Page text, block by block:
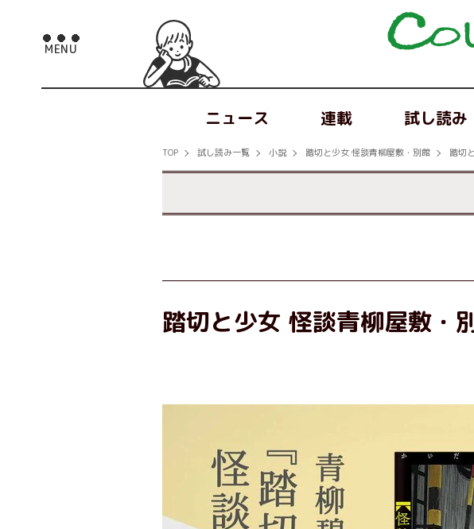
ニュース 連載 試し読み
TOP 試し読み一覧 小説 踏切と少女 怪談青柳屋敷・別館 踏切
踏切と少女 怪談青柳屋敷・